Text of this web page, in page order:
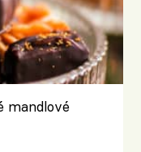
mandlové